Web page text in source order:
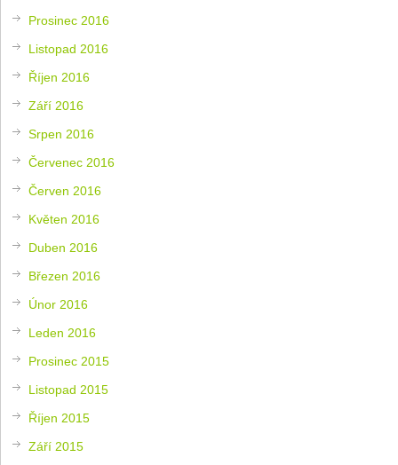
Prosinec 2016
Listopad 2016
Říjen 2016
Září 2016
Srpen 2016
Červenec 2016
Červen 2016
Květen 2016
Duben 2016
Březen 2016
Únor 2016
Leden 2016
Prosinec 2015
Listopad 2015
Říjen 2015
Září 2015